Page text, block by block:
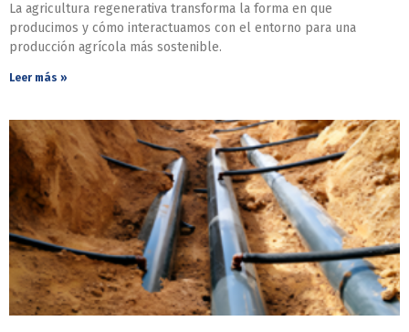
La agricultura regenerativa transforma la forma en que
producimos y cómo interactuamos con el entorno para una
producción agrícola más sostenible.
Leer más »